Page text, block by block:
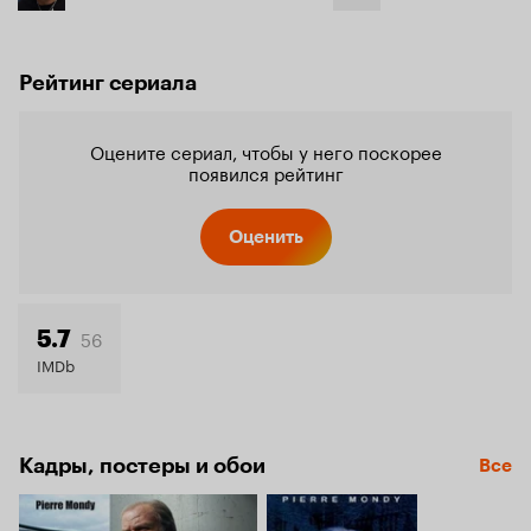
Рейтинг сериала
Оцените сериал, чтобы у него поскорее
появился рейтинг
Оценить
5.7 56
IMDb
Кадры, постеры и обои Все